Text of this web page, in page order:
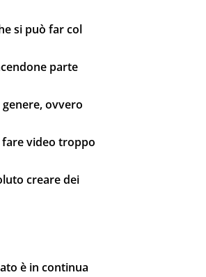
si può far col
parte
ovvero
video troppo
creare dei
è in continua